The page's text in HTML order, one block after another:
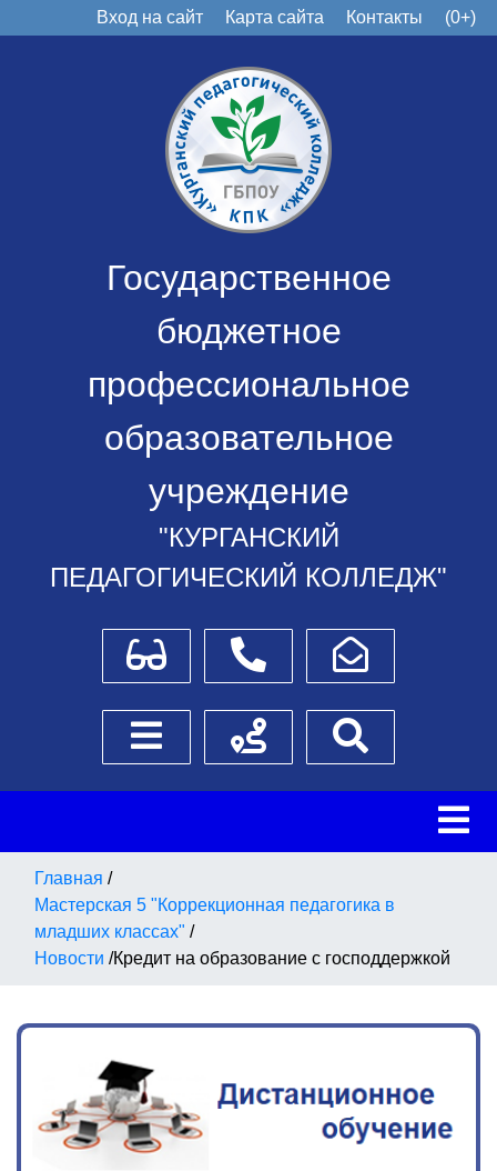
Вход на сайт Карта сайта Контакты (0+)
Государственное
бюджетное
профессиональное
образовательное
учреждение
"КУРГАНСКИЙ
ПЕДАГОГИЧЕСКИЙ КОЛЛЕДЖ"
Для слабовидящихТелефоныНаписать обращение
Боковое менюСхема проезда
Главная /
Мастерская 5 "Коррекционная педагогика в
младших классах" /
Новости /Кредит на образование с господдержкой